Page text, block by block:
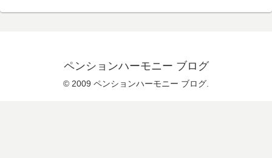
ペンションハーモニー ブログ
© 2009 ペンションハーモニー ブログ.